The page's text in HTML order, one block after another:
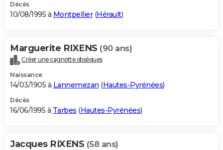
Décès
10/08/1995 à Montpellier(Hérault)
Marguerite RIXENS (90 ans)
Créer une cagnotte obsèques
Naissance
14/03/1905 à Lannemezan (Hautes-Pyrénées)
Décès
16/06/1995 à Tarbes (Hautes-Pyrénées)
Jacques RIXENS (58 ans)